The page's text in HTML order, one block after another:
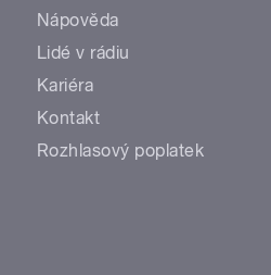
Nápověda
Lidé v rádiu
Kariéra
Kontakt
Rozhlasový poplatek